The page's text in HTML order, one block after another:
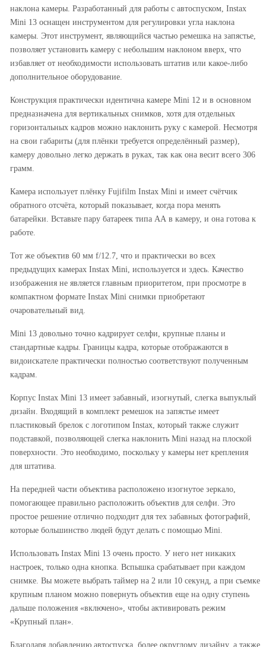
наклона камеры. Разработанный для работы с автоспуском, Instax
Mini 13 оснащен инструментом для регулировки угла наклона
камеры. Этот инструмент, являющийся частью ремешка на запястье,
позволяет установить камеру с небольшим наклоном вверх, что
избавляет от необходимости использовать штатив или какое-либо
дополнительное оборудование.
Конструкция практически идентична камере Mini 12 и в основном
предназначена для вертикальных снимков, хотя для отдельных
горизонтальных кадров можно наклонить руку с камерой. Несмотря
на свои габариты (для плёнки требуется определённый размер),
камеру довольно легко держать в руках, так как она весит всего 306
грамм.
Камера использует плёнку Fujifilm Instax Mini и имеет счётчик
обратного отсчёта, который показывает, когда пора менять
батарейки. Вставьте пару батареек типа АА в камеру, и она готова к
работе.
Тот же объектив 60 мм f/12.7, что и практически во всех
предыдущих камерах Instax Mini, используется и здесь. Качество
изображения не является главным приоритетом, при просмотре в
компактном формате Instax Mini снимки приобретают
очаровательный вид.
Mini 13 довольно точно кадрирует селфи, крупные планы и
стандартные кадры. Границы кадра, которые отображаются в
видоискателе практически полностью соответствуют полученным
кадрам.
Корпус Instax Mini 13 имеет забавный, изогнутый, слегка выпуклый
дизайн. Входящий в комплект ремешок на запястье имеет
пластиковый брелок с логотипом Instax, который также служит
подставкой, позволяющей слегка наклонить Mini назад на плоской
поверхности. Это необходимо, поскольку у камеры нет крепления
для штатива.
На передней части объектива расположено изогнутое зеркало,
помогающее правильно расположить объектив для селфи. Это
простое решение отлично подходит для тех забавных фотографий,
которые большинство людей будут делать с помощью Mini.
Использовать Instax Mini 13 очень просто. У него нет никаких
настроек, только одна кнопка. Вспышка срабатывает при каждом
снимке. Вы можете выбрать таймер на 2 или 10 секунд, а при съемке
крупным планом можно повернуть объектив еще на одну ступень
дальше положения «включено», чтобы активировать режим
«Крупный план».
Благодаря добавлению автоспуска, более округлому дизайну, а также